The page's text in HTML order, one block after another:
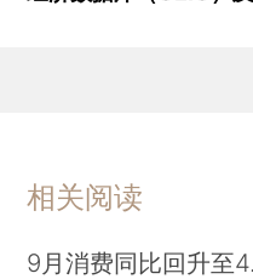
相关阅读
9月消费同比回升至